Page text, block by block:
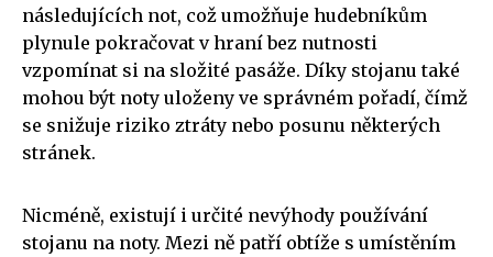
následujících not, což umožňuje hudebníkům
plynule pokračovat v hraní bez nutnosti
vzpomínat si na složité pasáže. Díky stojanu také
mohou být noty uloženy ve správném pořadí, čímž
se snižuje riziko ztráty nebo posunu některých
stránek.
Nicméně, existují i určité nevýhody používání
stojanu na noty. Mezi ně patří obtíže s umístěním